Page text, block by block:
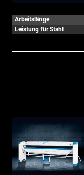
Arbeitslänge
Leistung für Stahl